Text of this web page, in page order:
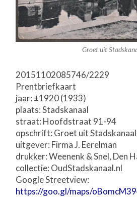
Groet uit
20151102085746/2229
Prentbriefkaart
jaar: ±1920 (1933)
plaats: Stadskanaal
straat: Hoofdstraat 91-94
opschrift: Groet uit Stadskanaal
uitgever: Firma J. Eerelman
drukker: Weenenk & Snel, Den
collectie: OudStadskanaal.nl
Google Streetview:
https://goo.gl/maps/